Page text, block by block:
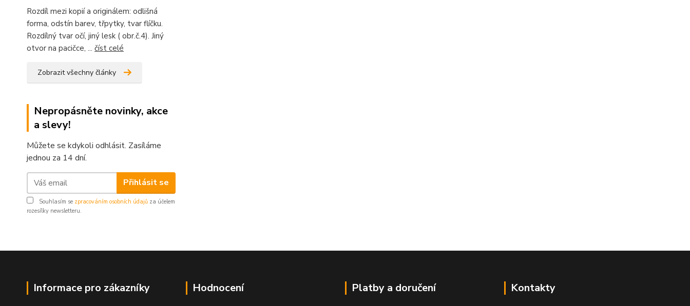
Rozdíl mezi kopií a originálem: odlišná
forma, odstín barev, třpytky, tvar flíčku.
Rozdílný tvar očí, jiný lesk ( obr.č.4). Jiný
otvor na pacičce, ... číst celé
Zobrazit všechny články
Nepropásněte novinky, akce
a slevy!
Můžete se kdykoli odhlásit. Zasíláme
jednou za 14 dní.
Přihlásit se
Souhlasím se zpracováním osobních údajů za účelem
rozesílky newsletteru.
Informace pro zákazníky Hodnocení Platby a doručení Kontakty